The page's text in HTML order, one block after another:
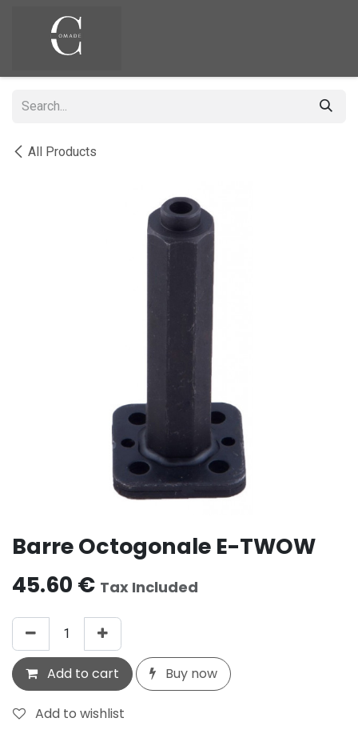
All Products
Barre Octogonale E-TWOW
45.60 € Tax Included
Add to cart Buy now
Add to wishlist